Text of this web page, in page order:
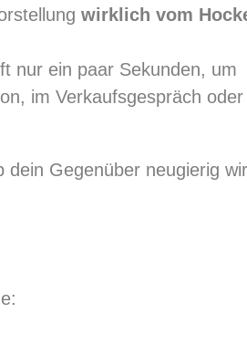
wirklich vom
nur ein paar Sekunden, um
im Verkaufsgespräch
Gegenüber neugierig